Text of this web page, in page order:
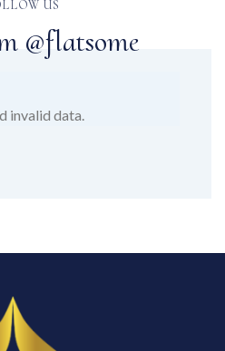
US
@flatsome
invalid data.